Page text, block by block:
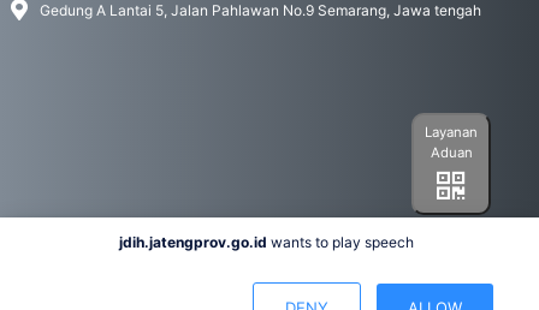
Gedung A Lantai 5, Jalan Pahlawan No.9 Semarang, Jawa tengah
Layanan
Aduan
jdih.jatengprov.go.id wants to play speech